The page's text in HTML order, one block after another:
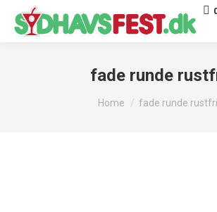
fade runde
You are here:
Home fade runde rustfri